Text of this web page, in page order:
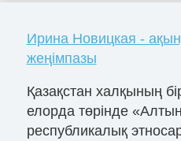
Ирина Новицкая -
жеңімпазы
Қазақстан халқының
елорда төрінде
республикалық